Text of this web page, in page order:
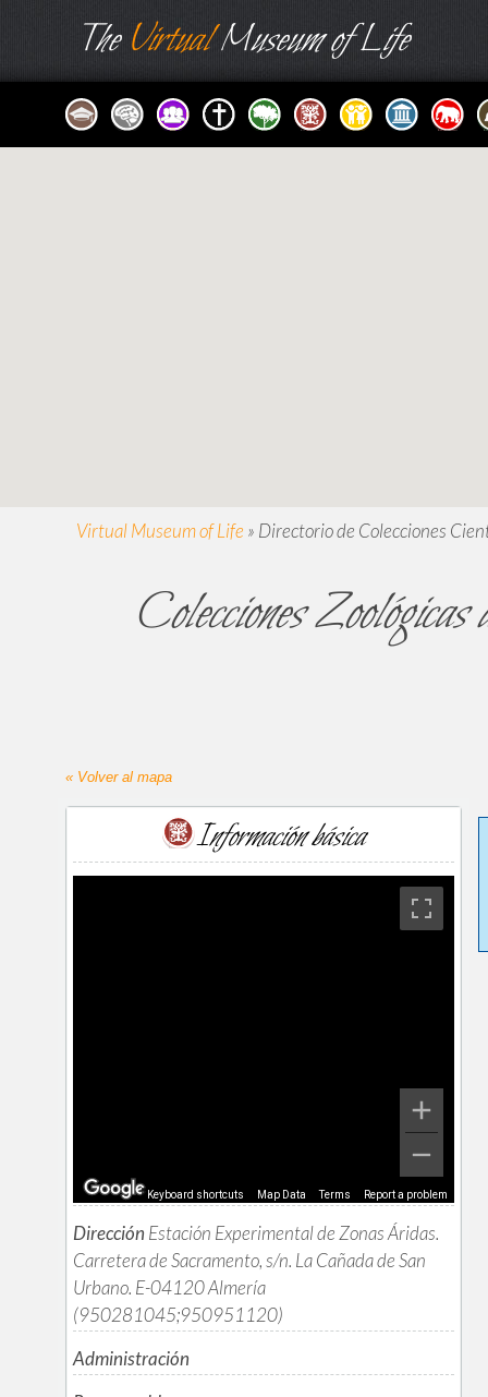
TheVirtualMuseum of Life
Virtual Museum of Life » Directorio de Colecciones
Colecciones
« Volver al mapa
Información básica
Keyboard shortcuts Map Data Terms Report a problem
Dirección Estación Experimental de Zonas Áridas.
Carretera de Sacramento, s/n. La Cañada de San
Urbano. E-04120 Almería
(950281045;950951120)
Administración